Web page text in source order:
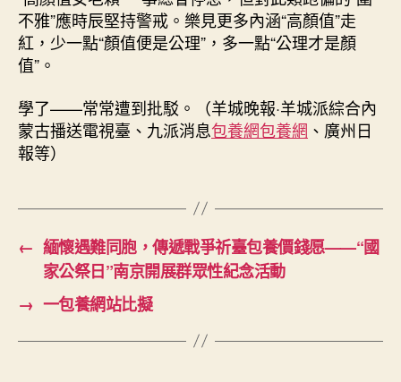
不雅”應時辰堅持警戒。樂見更多內涵“高顏值”走
紅，少一點“顏值便是公理”，多一點“公理才是顏
值”。
學了——常常遭到批駁。（羊城晚報·羊城派綜合內
蒙古播送電視臺、九派消息包養網包養網 、廣州日
報等）
← 緬懷遇難同胞，傳遞戰爭祈臺包養價錢愿——“國
家公祭日”南京開展群眾性紀念活動
→ 一包養網站比擬